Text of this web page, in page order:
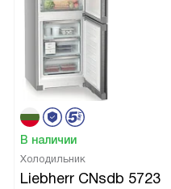
В наличии
Холодильник
Liebherr CNsdb 5723